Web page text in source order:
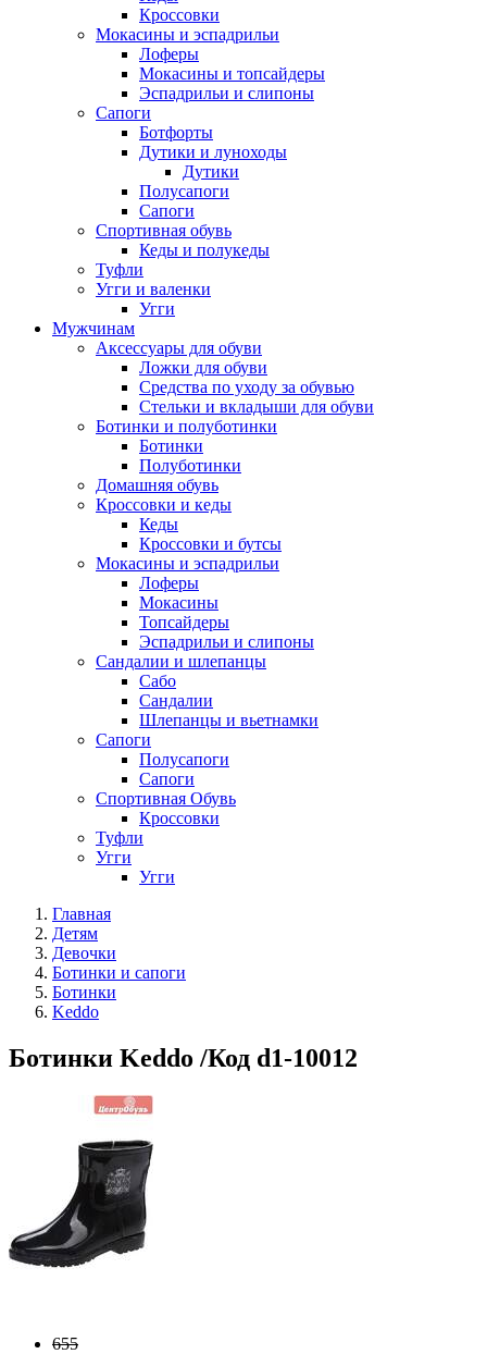
Кроссовки
Мокасины и эспадрильи
Лоферы
Мокасины и топсайдеры
Эспадрильи и слипоны
Сапоги
Ботфорты
Дутики и луноходы
Дутики
Полусапоги
Сапоги
Спортивная обувь
Кеды и полукеды
Туфли
Угги и валенки
Угги
Мужчинам
Аксессуары для обуви
Ложки для обуви
Средства по уходу за обувью
Стельки и вкладыши для обуви
Ботинки и полуботинки
Ботинки
Полуботинки
Домашняя обувь
Кроссовки и кеды
Кеды
Кроссовки и бутсы
Мокасины и эспадрильи
Лоферы
Мокасины
Топсайдеры
Эспадрильи и слипоны
Сандалии и шлепанцы
Сабо
Сандалии
Шлепанцы и вьетнамки
Сапоги
Полусапоги
Сапоги
Спортивная Обувь
Кроссовки
Туфли
Угги
Угги
Главная
Детям
Девочки
Ботинки и сапоги
Ботинки
Keddo
Ботинки Keddo /Код d1-10012
655